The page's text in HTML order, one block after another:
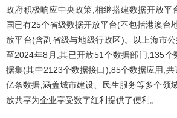
政府积极响应中央政策,相继搭建数据开放平
国已有25个省级数据开放平台(不包括港澳台
放平台(含副省级与地级行政区)。以上海市
至2024年8月,其已开放51个数据部门,135个
据集(其中2123个数据接口),85个数据应用,
亿条数据,涵盖城市建设、民生服务等多个领
放共享为企业享受数字红利提供了便利。